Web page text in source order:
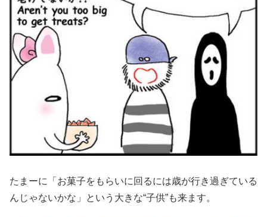
たまーに「お菓子をもらいに回るには歳が行き過ぎている
んじゃないかな」という大きな“子供”も来ます。